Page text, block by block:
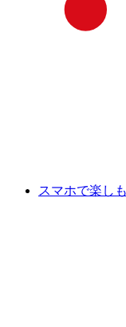
スマホで楽し